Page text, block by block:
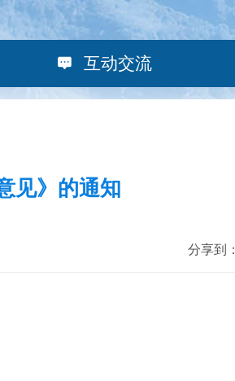
互动交流
见》的通知
分享到：